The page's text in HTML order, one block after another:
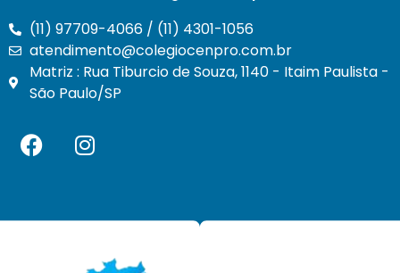
(11) 97709-4066 / (11) 4301-1056
atendimento@colegiocenpro.com.br
Matriz : Rua Tiburcio de Souza, 1140 - Itaim Paulista -
São Paulo/SP